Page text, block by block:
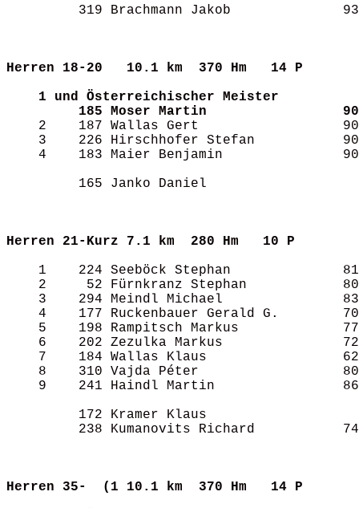
319 Brachmann Jakob
Herren 18-20
10.1 km  370 Hm   14 P
1 und Österreichischer Meister
185 Moser Martin                 90
2    187 Wallas Gert
3    226 Hirschhofer Stefan
4    183 Maier Benjamin
165 Janko Daniel
Herren 21-Kurz
7.1 km  280 Hm   10 P
1    224 Seeböck Stephan
2     52 Fürnkranz Stephan
3    294 Meindl Michael
4    177 Ruckenbauer Gerald G.
5    198 Rampitsch Markus
6    202 Zezulka Markus
7    184 Wallas Klaus
8    310 Vajda Péter
9    241 Haindl Martin
172 Kramer Klaus
238 Kumanovits Richard
Herren 35-  (1
10.1 km  370 Hm   14 P